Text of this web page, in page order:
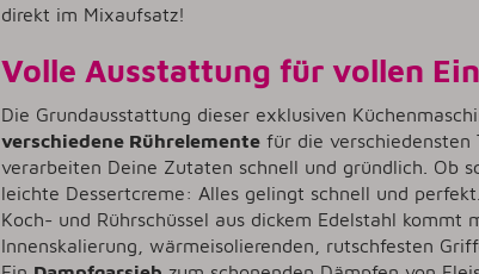
direkt im Mixaufsatz!
Volle Ausstattung für vollen
Die Grundausstattung dieser exklusiven
verschiedene Rührelemente für die verschiedensten
verarbeiten Deine Zutaten schnell und gründlich. Ob
leichte Dessertcreme: Alles gelingt schnell und
Koch- und Rührschüssel aus dickem Edelstahl kommt
Innenskalierung, wärmeisolierenden, rutschfesten